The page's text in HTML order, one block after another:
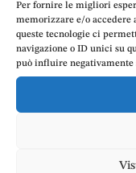
Per fornire le migliori
memorizzare e/o
queste tecnologie ci
navigazione o ID unici su
può influire
Nome